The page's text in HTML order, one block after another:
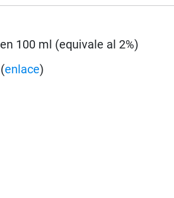
100 ml (equivale al 2%)
(enlace)